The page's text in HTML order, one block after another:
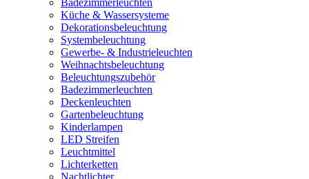
Badezimmerleuchten
Küche & Wassersysteme
Dekorationsbeleuchtung
Systembeleuchtung
Gewerbe- & Industrieleuchten
Weihnachtsbeleuchtung
Beleuchtungszubehör
Badezimmerleuchten
Deckenleuchten
Gartenbeleuchtung
Kinderlampen
LED Streifen
Leuchtmittel
Lichterketten
Nachtlichter